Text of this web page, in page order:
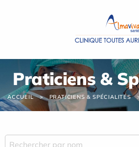
Praticiens &
ACCUEIL PRATICIENS & SPÉCIALITÉS